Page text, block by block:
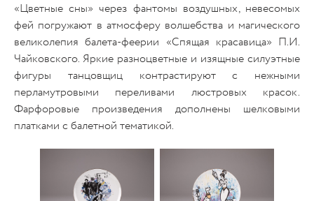
«Цветные сны» через фантомы воздушных, невесомых
фей погружают в атмосферу волшебства и магического
великолепия балета-феерии «Спящая красавица» П.И.
Чайковского. Яркие разноцветные и изящные силуэтные
фигуры танцовщиц контрастируют с нежными
перламутровыми переливами люстровых красок.
Фарфоровые произведения дополнены шелковыми
платками с балетной тематикой.